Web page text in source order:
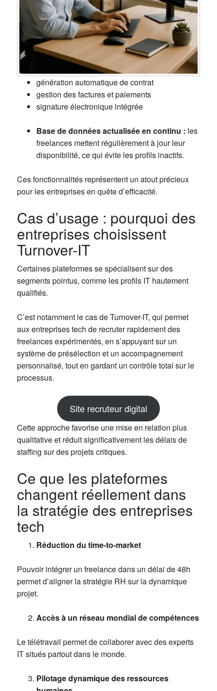
génération automatique de contrat
gestion des factures et paiements
signature électronique intégrée
Base de données actualisée en continu : les
freelances mettent régulièrement à jour leur
disponibilité, ce qui évite les profils inactifs.
Ces fonctionnalités représentent un atout précieux
pour les entreprises en quête d’efficacité.
Cas d’usage : pourquoi des
entreprises choisissent
Turnover-IT
Certaines plateformes se spécialisent sur des
segments pointus, comme les profils IT hautement
qualifiés.
C’est notamment le cas de Turnover-IT, qui permet
aux entreprises tech de recruter rapidement des
freelances expérimentés, en s’appuyant sur un
système de présélection et un accompagnement
personnalisé, tout en gardant un contrôle total sur le
processus.
Site recruteur digital
Cette approche favorise une mise en relation plus
qualitative et réduit significativement les délais de
staffing sur des projets critiques.
Ce que les plateformes
changent réellement dans
la stratégie des entreprises
tech
Réduction du time-to-market
Pouvoir intégrer un freelance dans un délai de 48h
permet d’aligner la stratégie RH sur la dynamique
projet.
Accès à un réseau mondial de compétences
Le télétravail permet de collaborer avec des experts
IT situés partout dans le monde.
Pilotage dynamique des ressources